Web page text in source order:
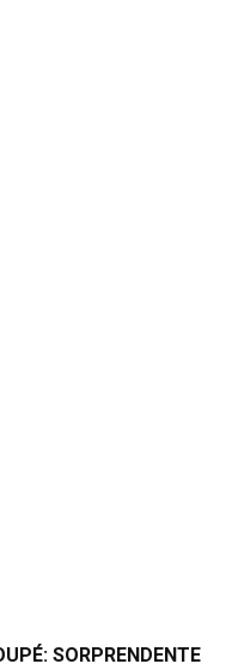
SORPRENDENTE